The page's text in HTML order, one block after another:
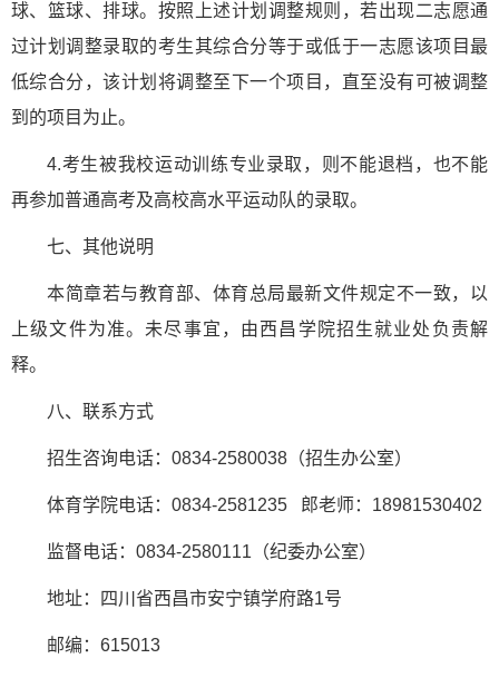
球、篮球、排球。按照上述计划调整规则，若出现二志愿通
过计划调整录取的考生其综合分等于或低于一志愿该项目最
低综合分，该计划将调整至下一个项目，直至没有可被调整
到的项目为止。
4.考生被我校运动训练专业录取，则不能退档，也不能
再参加普通高考及高校高水平运动队的录取。
七、其他说明
本简章若与教育部、体育总局最新文件规定不一致，以
上级文件为准。未尽事宜，由西昌学院招生就业处负责解
释。
八、联系方式
招生咨询电话：0834-2580038（招生办公室）
体育学院电话：0834-2581235 郎老师：18981530402
监督电话：0834-2580111（纪委办公室）
地址：四川省西昌市安宁镇学府路1号
邮编：615013